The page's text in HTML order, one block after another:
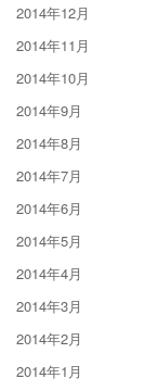
2014年12月
2014年11月
2014年10月
2014年9月
2014年8月
2014年7月
2014年6月
2014年5月
2014年4月
2014年3月
2014年2月
2014年1月